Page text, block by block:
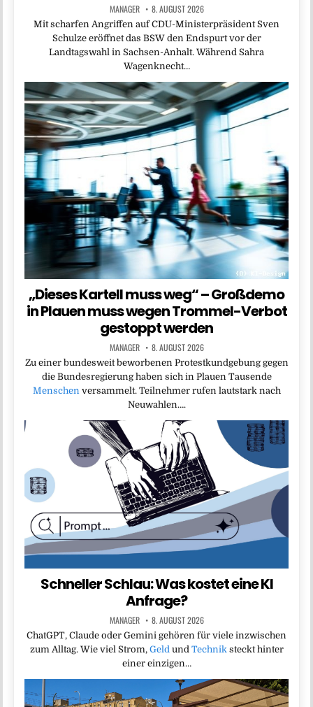
MANAGER 8. AUGUST 2026
Mit scharfen Angriffen auf CDU-Ministerpräsident Sven
Schulze eröffnet das BSW den Endspurt vor der
Landtagswahl in Sachsen-Anhalt. Während Sahra
Wagenknecht…
„Dieses Kartell muss weg“ – Großdemo
in Plauen muss wegen Trommel-Verbot
gestoppt werden
MANAGER 8. AUGUST 2026
Zu einer bundesweit beworbenen Protestkundgebung gegen
die Bundesregierung haben sich in Plauen Tausende
Menschenversammelt. Teilnehmer rufen lautstark nach
Neuwahlen….
Schneller Schlau: Was kostet eine KI
Anfrage?
MANAGER 8. AUGUST 2026
ChatGPT, Claude oder Gemini gehören für viele inzwischen
zum Alltag. Wie viel Strom, Geldund Techniksteckt hinter
einer einzigen…